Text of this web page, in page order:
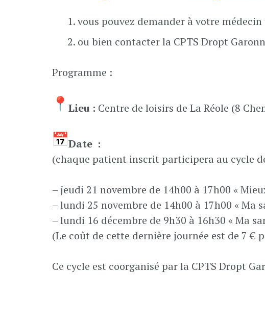
vous pouvez demander à votre
ou bien contacter la CPTS Dropt
Programme :
Lieu : Centre de loisirs de La Réole (8
Date :
(chaque patient inscrit participera au cycle
– jeudi 21 novembre de 14h00 à 17h00 «
– lundi 25 novembre de 14h00 à 17h00 « Ma
– lundi 16 décembre de 9h30 à 16h30 « Ma
(Le coût de cette dernière journée est de 7 €
Ce cycle est coorganisé par la CPTS Dropt